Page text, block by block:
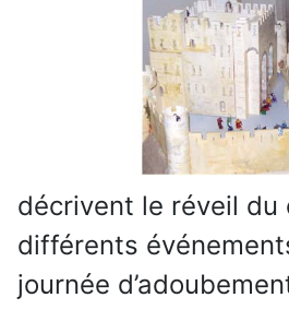
décrivent le réveil du
différents
journée